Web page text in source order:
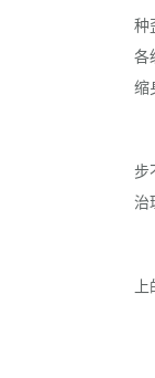
种
各
缩
步
治